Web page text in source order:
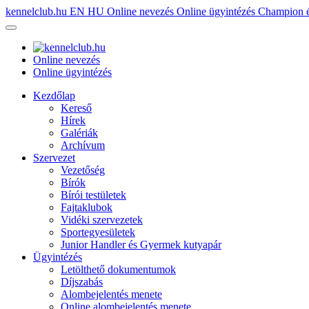
kennelclub.hu EN HU Online nevezés Online ügyintézés Champion
Online nevezés
Online ügyintézés
Kezdőlap
Kereső
Hírek
Galériák
Archívum
Szervezet
Vezetőség
Bírók
Bírói testületek
Fajtaklubok
Vidéki szervezetek
Sportegyesületek
Junior Handler és Gyermek kutyapár
Ügyintézés
Letölthető dokumentumok
Díjszabás
Alombejelentés menete
Online alombejelentés menete